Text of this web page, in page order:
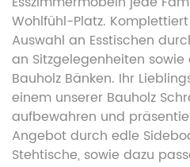
Wohlfühl-Platz.
Auswahl an Esstischen
an Sitzgelegenheiten sowie
Bauholz Bänken. Ihr
einem unserer Bauholz
aufbewahren und
Angebot durch edle
Stehtische, sowie dazu